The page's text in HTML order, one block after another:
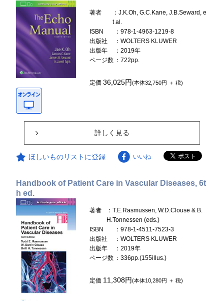
著者
：J.K.Oh, G.C.Kane, J.B.Seward, e
t al.
ISBN
：978-1-4963-1219-8
出版社
：WOLTERS KLUWER
出版年
：2019年
ページ数 ：722pp.
定価36,025円(本体32,750円 ＋ 税)
詳しく見る
ほしいものリストに登録 いいね
Handbook of Patient Care in Vascular Diseases, 6t
h ed.
著者
：T.E.Rasmussen, W.D.Clouse & B.
H.Tonnessen (eds.)
ISBN
：978-1-4511-7523-3
出版社
：WOLTERS KLUWER
出版年
：2019年
ページ数 ：336pp.(155illus.)
定価 11,308円(本体10,280円 ＋ 税)